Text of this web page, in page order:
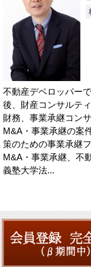
不動産デベロッパー
後、財産コンサルテ
財務、事業承継コン
M&A・事業承継の案
策のための事業承継
M&A・事業承継、不
義塾大学法...